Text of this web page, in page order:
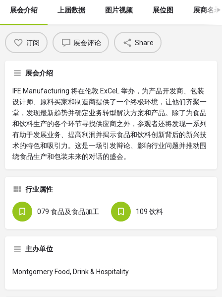
展会介绍 上届数据 图片视频 展位图 展商名录
订阅 展会评论 Share
展会介绍
IFE Manufacturing 将在伦敦 ExCeL 举办，为产品开发商、包装
设计师、原料买家和制造商提供了一个终极环境，让他们齐聚一
堂，发现最新趋势并确定业务转型解决方案和产品。除了为食品
和饮料生产的各个环节寻找供应商之外，参观者还将发现一系列
有助于发展业务、提高利润并揭示食品和饮料创新背后的新兴技
术的特色和吸引力。这是一场引发辩论、影响行业问题并推动围
绕食品生产和包装未来的对话的盛会。
行业属性
079 食品及食品加工 109 饮料
主办单位
Montgomery Food, Drink & Hospitality